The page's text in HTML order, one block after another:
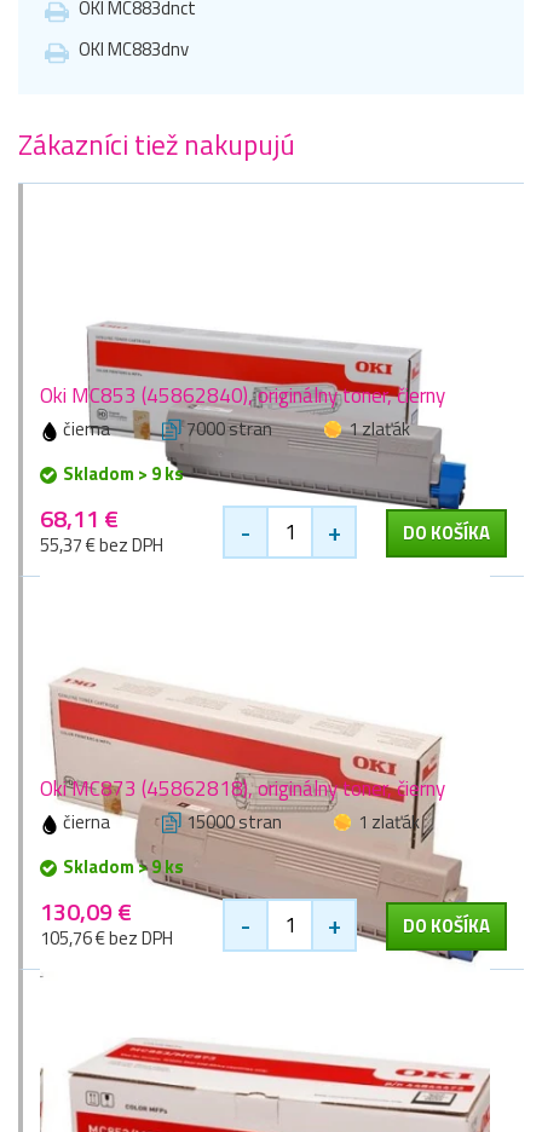
OKI MC883dnct
OKI MC883dnv
Zákazníci tiež nakupujú
Oki MC853 (45862840), originálny toner, čierny
čierna 7000 stran
1 zlaťák
Skladom > 9 ks
68,11 €
55,37 € bez DPH - + DO KOŠÍKA
Oki MC873 (45862818), originálny toner, čierny
čierna 15000 stran
1 zlaťák
Skladom > 9 ks
130,09 €
105,76 € bez DPH - + DO KOŠÍKA